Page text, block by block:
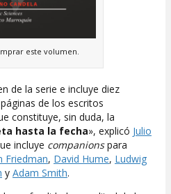
este volumen.
de la serie e incluye diez
de los escritos
constituye, sin duda, la
hasta la fecha», explicó Julio
incluye companionspara
Friedman, David Hume, Ludwig
y Adam Smith.